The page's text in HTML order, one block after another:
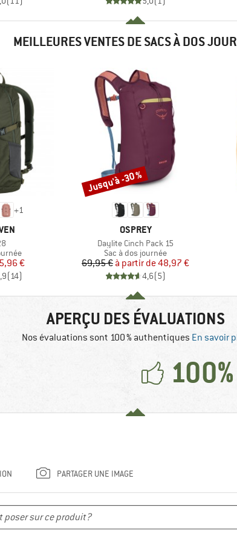
MEILLEURES VENTES DE SACS À DOS
+1
réduit
€
(14)
MARQUE
OSPREY
Article
Daylite Cinch Pack 15
Product group
Sac à dos journée
Prix
69,95 € Prix réduit
à partir de48,97 €
4,6(5)
Remise
Jusqu'à -30 %
APERÇU DES ÉVALUATIONS
Nos évaluations sont 100 % authentiques En savoir
100%
PARTAGER UNE IMAGE